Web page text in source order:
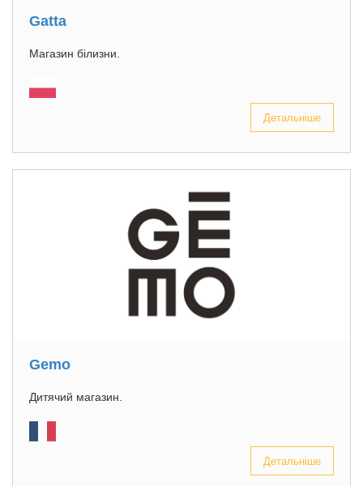
Gatta
Магазин білизни.
Детальніше
Gemo
Дитячий магазин.
Детальніше